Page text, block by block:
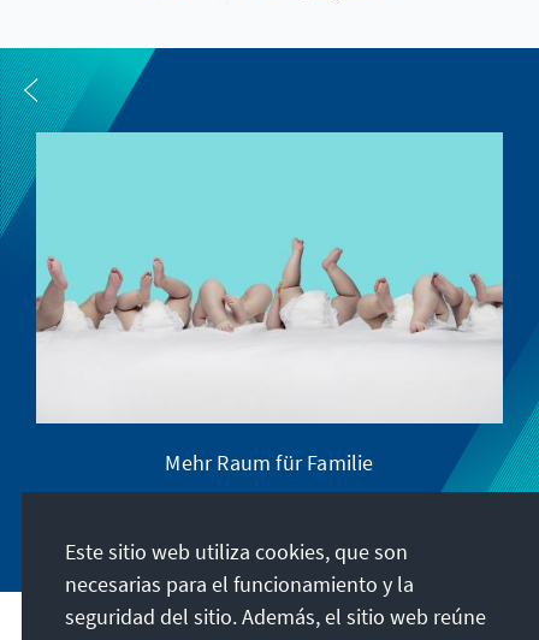
Mehr Raum für Familie
Este sitio web utiliza cookies, que son
necesarias para el funcionamiento y la
seguridad del sitio. Además, el sitio web reúne